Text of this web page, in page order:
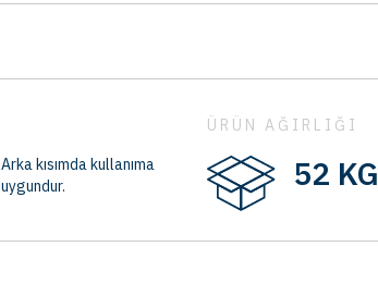
Arka kısımda kullanıma
uygundur.
ÜRÜN AĞIRLIĞI
52 KG